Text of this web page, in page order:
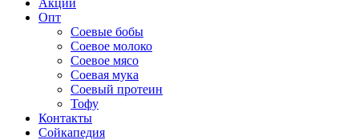
Опт
Соевые бобы
Соевое молоко
Соевое мясо
Соевая мука
Соевый протеин
Тофу
Контакты
Сойкапедия